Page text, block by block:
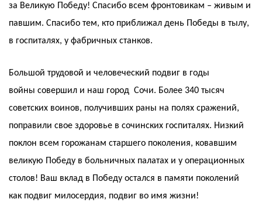
за Великую Победу! Спасибо всем фронтовикам – живым и
павшим. Спасибо тем, кто приближал день Победы в тылу,
в госпиталях, у фабричных станков.
Большой трудовой и человеческий подвиг в годы
войны совершил и наш город Сочи. Более 340 тысяч
советских воинов, получивших раны на полях сражений,
поправили свое здоровье в сочинских госпиталях. Низкий
поклон всем горожанам старшего поколения, ковавшим
великую Победу в больничных палатах и у операционных
столов! Ваш вклад в Победу остался в памяти поколений
как подвиг милосердия, подвиг во имя жизни!